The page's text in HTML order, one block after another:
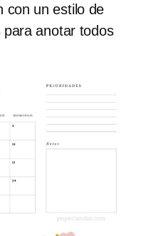
con un estilo de
anotar todos